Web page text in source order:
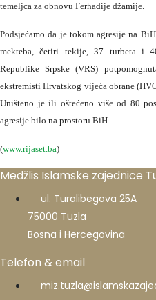
temeljca za obnovu Ferhadije džamije.
Podsjećamo da je tokom agresije na
mekteba, četiri tekije, 37 turbeta i
Republike Srpske (VRS)
ekstremisti Hrvatskog vijeća obrane
Uništeno je ili oštećeno više od 80
agresije bilo na prostoru BiH.
(www.rijaset.ba)
Medžlis Islamske zajednice
ul. Turalibegova 25A
75000 Tuzla
Bosna i Hercegovina
Telefon & email